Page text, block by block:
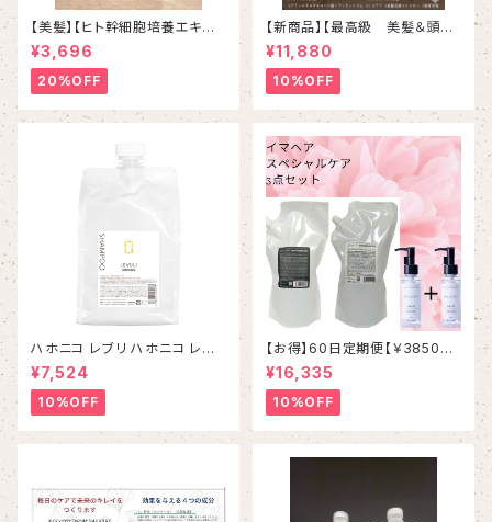
【美髪】【ヒト幹細胞培養エキス】
イマヘアプレミアムシャンプー２
７５ml ボトル
¥3,696
20%OFF
【新商品】【最高級 美髪＆頭皮
ケア】＃イマヘアプレミアムsha
mpoo＆treatment【ヒト幹細
胞細胞エキス】【トステア配合】
¥11,880
10%OFF
ハホニコ レブリ ハホニコ レブ
リ α シャンプー 1000mL
¥7,524
10%OFF
【お得】60日定期便【￥3850お
得】【ケアオイル１本プレゼント】
イマヘアヘアケア３点セット
¥16,335
10%OFF